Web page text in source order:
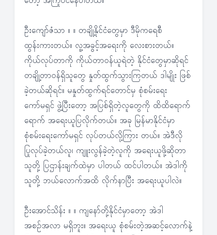
ဦးကျော်ဇံသာ ။ ။ တချို့နိုင်ငံတွေမှာ ဒီမိုကရေစီ
ထွန်းကားတယ်။ လူ့အခွင့်အရေးကို လေးစားတယ်။
ကိုယ်လုပ်တာကို ကိုယ်တာဝန်ယူရဲတဲ့ နိုင်ငံတွေမှာဆိုရင်
တချို့တာဝန်ရှိသူတွေ နှုတ်ထွက်သွားကြတယ် ဒါမျိုး ဖြစ်
ခဲ့တယ်ဆိုရင်။ မနှုတ်ထွက်ရင်တောင်မှ စုံစမ်းရေး
ကော်မရှင် ဖွဲ့ပြီးတော့ အပြစ်ရှိတဲ့လူတွေကို ထိထိရောက်
ရောက် အရေးယူပြလိုက်တယ်။ အခု မြန်မာနိုင်ငံမှာ
စုံစမ်းရေးကော်မရှင် လုပ်တယ်လို့ကြား တယ်။ အဲဒီလို
ပြုလုပ်ခဲ့တယ်လူ၊ ကျူးလွန်ခဲ့တဲ့လူကို အရေးယူဖို့ဆိုတာ
သူတို့ ပြဌာန်းချက်ထဲမှာ ပါတယ် ထင်ပါတယ်။ အဲဒါကို
သူတို့ ဘယ်လောက်အထိ လိုက်နာပြီး အရေးယူပါလဲ။
ဦးအောင်သိန်း ။ ။ ကျနော်တို့နိုင်ငံမှာတော့ အဲဒါ
အစဉ်အလာ မရှိဘူး။ အရေးယူ စုံစမ်းတဲ့အဆင့်လောက်နဲ့